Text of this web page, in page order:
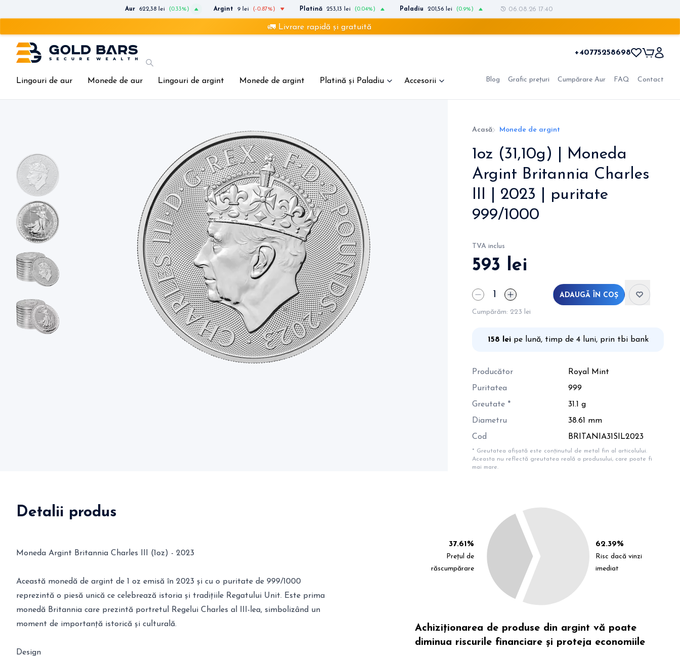
Aur 622,38 lei (0.33%) Argint 9 lei (-0.87%) Platină 253,13 lei (0.04%) Paladiu 201,56 lei (0.9%) 06.08.26 17:40
🚛 Livrare rapidă și gratuită
+40775258698
Lingouri de aur Monede de aur Lingouri de argint Monede de argint Platină și Paladiu Accesorii Blog Grafic prețuri Cumpărare Aur FAQ Contact
Acasă Monede de argint
1oz (31,10g) | Moneda
Argint Britannia Charles
III | 2023 | puritate
999/1000
TVA inclus
593 lei
ADAUGĂ ÎN COȘ
Cumpărăm: 223 lei
158 leipe lună, timp de 4 luni, prin tbi bank
Producător
Royal Mint
Puritatea
999
Greutate *
31.1 g
Diametru
38.61 mm
Cod
BRITANIA31SIL2023
* Greutatea afișată este conținutul de metal fin al articolului.
Aceasta nu reflectă greutatea reală a produsului, care poate fi
mai mare.
Detalii produs
Moneda Argint Britannia Charles III (1oz) - 2023
Această monedă de argint de 1 oz emisă în 2023 și cu o puritate de 999/1000
reprezintă o piesă unică ce celebrează istoria și tradițiile Regatului Unit. Este prima
monedă Britannia care prezintă portretul Regelui Charles al III-lea, simbolizând un
moment de importanță istorică și culturală.
Design
37.61%
Prețul de
răscumpărare
62.39%
Risc dacă vinzi
imediat
Achiziționarea de produse din argint vă poate
diminua riscurile financiare și proteja economiile